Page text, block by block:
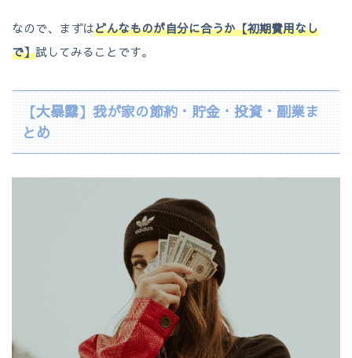
なので、まずはどんなものが自分に合うか【初期費用なし
で】試してみることです。
【大暴露】我が家の節約・貯金・投資・副業ま
とめ